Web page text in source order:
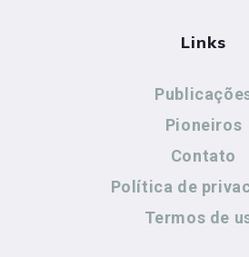
Links
Pioneiros
Contato
Política de
Termos de